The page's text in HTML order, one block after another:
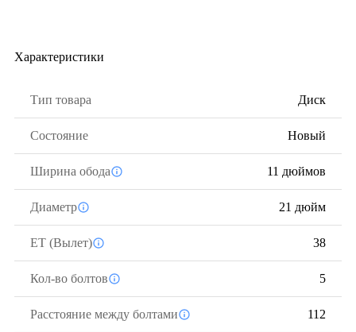
Характеристики
Тип товара Диск
Состояние Новый
Ширина обода 11 дюймов
Диаметр 21 дюйм
ЕТ (Вылет) 38
Кол-во болтов 5
Расстояние между болтами 112